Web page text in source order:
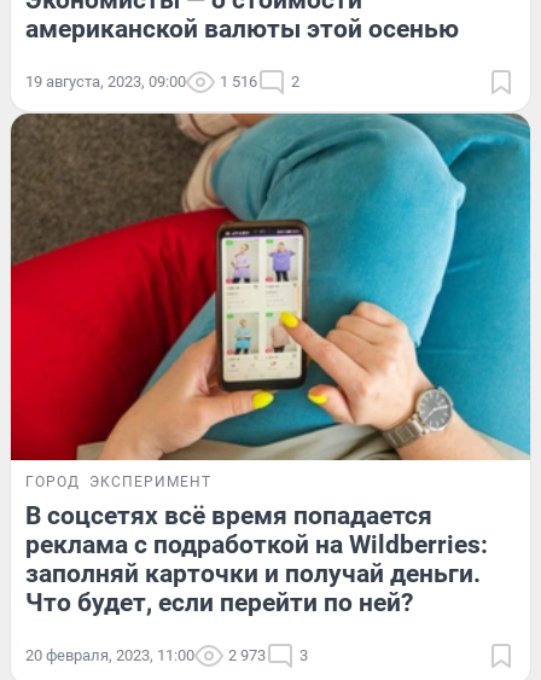
американской валюты этой осенью
19 августа, 2023, 09:00 1 516 2
ГОРОД ЭКСПЕРИМЕНТ
В соцсетях всё время попадается
реклама с подработкой на Wildberries:
заполняй карточки и получай деньги.
Что будет, если перейти по ней?
20 февраля, 2023, 11:00 2 973 3